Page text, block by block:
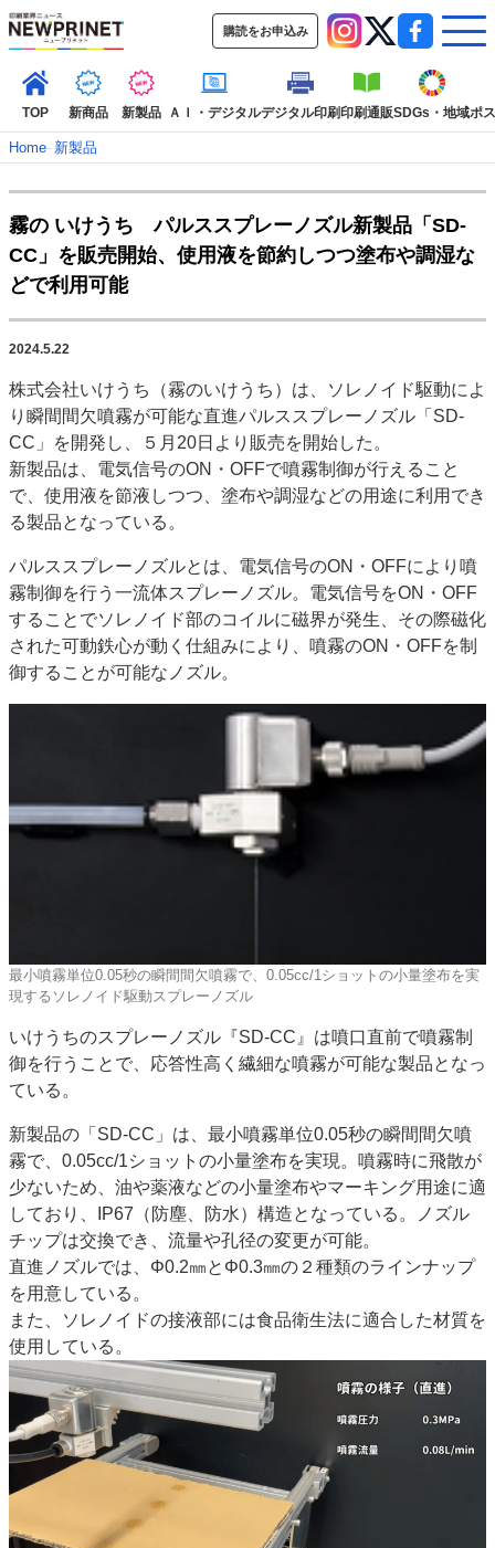
購読をお申込み
TOP 新商品 新製品 ＡＩ・デジタルデジタル印刷印刷通販SDGs・地域ポ
TOP
新着記事 特集記事
動画コンテンツ
インタビュー
コレクション
新商品
SDGs・地域
市場・統計
人事・移転・異動・訃報
特集記事カテゴリー一覧
特集・デジタル印刷 アイデアで勝負！ ～多様なビジネス・多彩な商材～
JAPAN PACK 2023 特集
特集・デジタル印刷 ～ 新成長軌道を描く
案内
発刊案内
JFPI印刷用語集 印刷機材年鑑
運営
サイトポリシー
Home–新製品
霧の いけうち パルススプレーノズル新製品「SD-
CC」を販売開始、使用液を節約しつつ塗布や調湿な
どで利用可能
2024.5.22
株式会社いけうち（霧のいけうち）は、ソレノイド駆動によ
り瞬間間欠噴霧が可能な直進パルススプレーノズル「SD-
CC」を開発し、５月20日より販売を開始した。
新製品は、電気信号のON・OFFで噴霧制御が行えること
で、使用液を節液しつつ、塗布や調湿などの用途に利用でき
る製品となっている。
パルススプレーノズルとは、電気信号のON・OFFにより噴
霧制御を行う一流体スプレーノズル。電気信号をON・OFF
することでソレノイド部のコイルに磁界が発生、その際磁化
された可動鉄心が動く仕組みにより、噴霧のON・OFFを制
御することが可能なノズル。
最小噴霧単位0.05秒の瞬間間欠噴霧で、0.05cc/1ショットの小量塗布を実
現するソレノイド駆動スプレーノズル
いけうちのスプレーノズル『SD-CC』は噴口直前で噴霧制
御を行うことで、応答性高く繊細な噴霧が可能な製品となっ
ている。
新製品の「SD-CC」は、最小噴霧単位0.05秒の瞬間間欠噴
霧で、0.05cc/1ショットの小量塗布を実現。噴霧時に飛散が
少ないため、油や薬液などの小量塗布やマーキング用途に適
しており、IP67（防塵、防水）構造となっている。ノズル
チップは交換でき、流量や孔径の変更が可能。
直進ノズルでは、Φ0.2㎜とΦ0.3㎜の２種類のラインナップ
を用意している。
また、ソレノイドの接液部には食品衛生法に適合した材質を
使用している。